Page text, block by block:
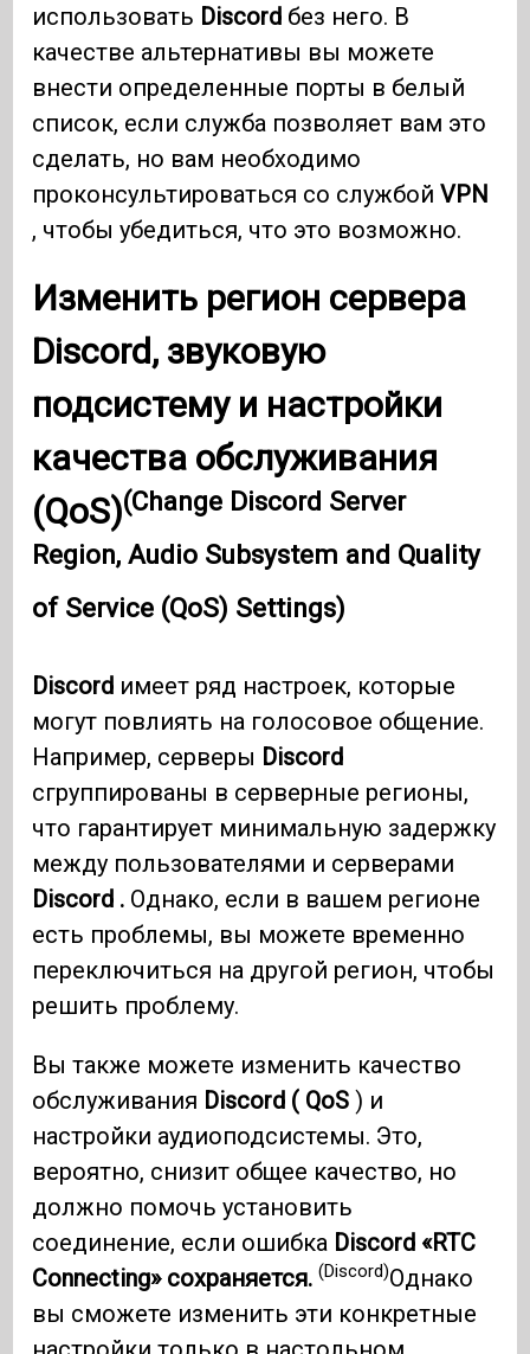
использовать Discord без него. В
качестве альтернативы вы можете
внести определенные порты в белый
список, если служба позволяет вам это
сделать, но вам необходимо
проконсультироваться со службойVPN
, чтобы убедиться, что это возможно.
Изменить регион сервера
Discord, звуковую
подсистему и настройки
качества обслуживания
(QoS)(Change Discord Server
Region, Audio Subsystem and Quality
of Service (QoS) Settings)
Discord имеет ряд настроек, которые
могут повлиять на голосовое общение.
Например, серверы Discord
сгруппированы в серверные регионы,
что гарантирует минимальную задержку
между пользователями и серверами
Discord . Однако, если в вашем регионе
есть проблемы, вы можете временно
переключиться на другой регион, чтобы
решить проблему.
Вы также можете изменить качество
обслуживания Discord ( QoS ) и
настройки аудиоподсистемы. Это,
вероятно, снизит общее качество, но
должно помочь установить
соединение, если ошибка Discord «RTC
Connecting» сохраняется.(Discord)Однако
вы сможете изменить эти конкретные